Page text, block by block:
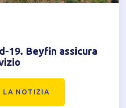
19. Beyfin assicura
LA NOTIZIA